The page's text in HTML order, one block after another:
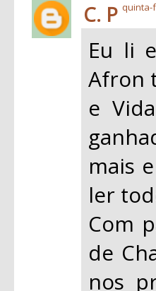
C. P quinta-
Eu li
Afron
e
mais
ler
Com
de
nos